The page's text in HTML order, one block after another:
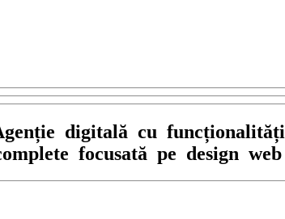
digitală cu funcționalități
focusată pe design web